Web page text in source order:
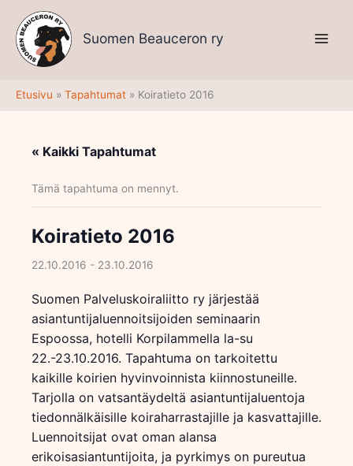
sisältöön
Suomen Beauceron ry
Etusivu Tapahtumat Koiratieto 2016
« Kaikki Tapahtumat
Tämä tapahtuma on mennyt.
Koiratieto 2016
22.10.2016 - 23.10.2016
Suomen Palveluskoiraliitto ry järjestää
asiantuntijaluennoitsijoiden seminaarin
Espoossa, hotelli Korpilammella la-su
22.-23.10.2016. Tapahtuma on tarkoitettu
kaikille koirien hyvinvoinnista kiinnostuneille.
Tarjolla on vatsantäydeltä asiantuntijaluentoja
tiedonnälkäisille koiraharrastajille ja kasvattajille.
Luennoitsijat ovat oman alansa
erikoisasiantuntijoita, ja pyrkimys on pureutua